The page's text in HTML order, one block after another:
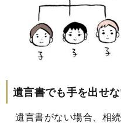
遺言書でも手を出せ
遺言書がない場合、相